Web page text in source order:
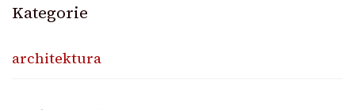
Kategorie
architektura